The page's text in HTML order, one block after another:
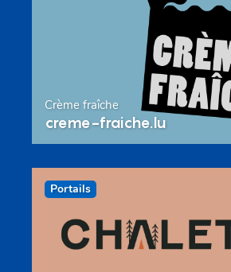
Crème fraîche
creme-fraiche.lu
Portails